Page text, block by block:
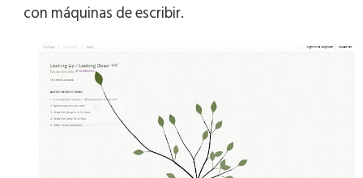
con máquinas de escribir.